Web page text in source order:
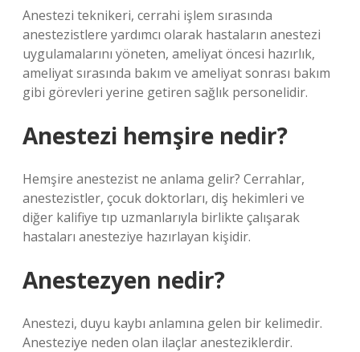
Anestezi teknikeri, cerrahi işlem sırasında
anestezistlere yardımcı olarak hastaların anestezi
uygulamalarını yöneten, ameliyat öncesi hazırlık,
ameliyat sırasında bakım ve ameliyat sonrası bakım
gibi görevleri yerine getiren sağlık personelidir.
Anestezi hemşire nedir?
Hemşire anestezist ne anlama gelir? Cerrahlar,
anestezistler, çocuk doktorları, diş hekimleri ve
diğer kalifiye tıp uzmanlarıyla birlikte çalışarak
hastaları anesteziye hazırlayan kişidir.
Anestezyen nedir?
Anestezi, duyu kaybı anlamına gelen bir kelimedir.
Anesteziye neden olan ilaçlar anesteziklerdir.